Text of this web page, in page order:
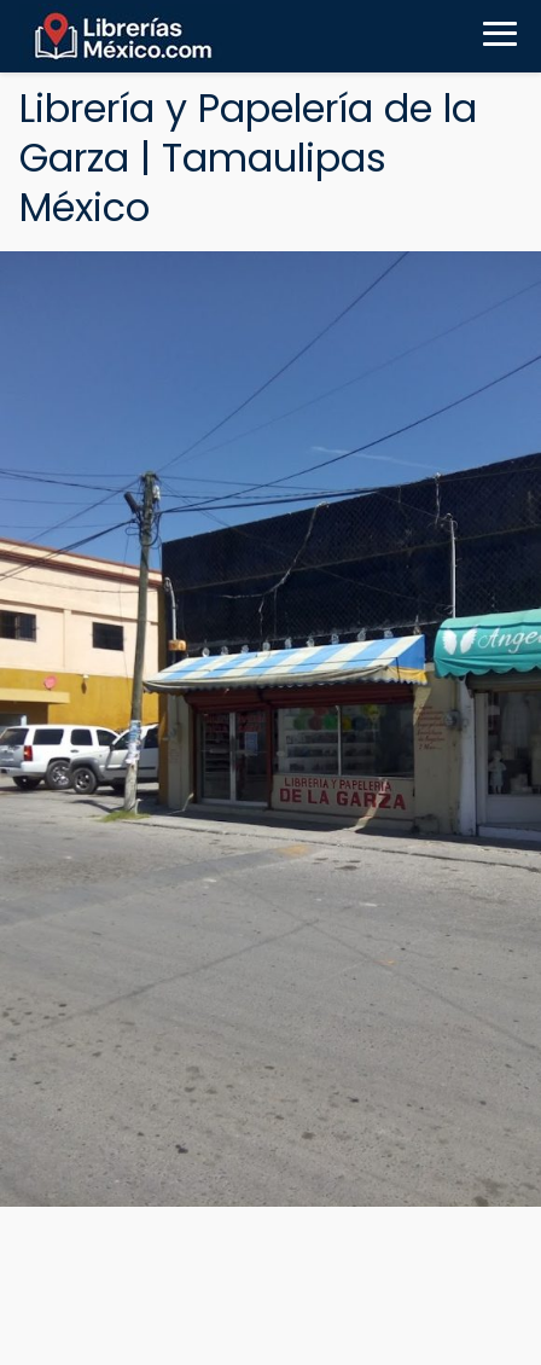
Librería y Papelería de la
Garza | Tamaulipas
México